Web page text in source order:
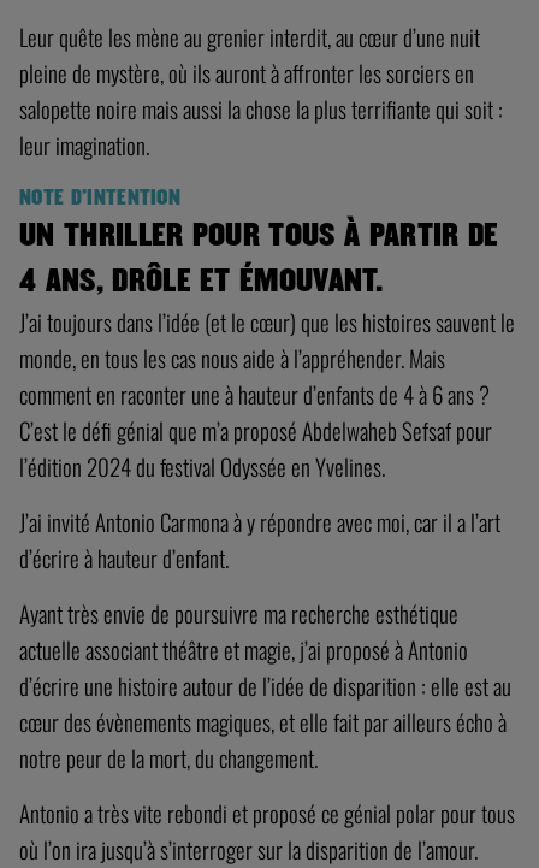
Leur quête les mène au grenier interdit, au cœur d’une nuit
pleine de mystère, où ils auront à affronter les sorciers en
salopette noire mais aussi la chose la plus terrifiante qui soit :
leur imagination.
NOTE D’INTENTION
UN THRILLER POUR TOUS À PARTIR DE
4 ANS, DRÔLE ET ÉMOUVANT.
J’ai toujours dans l’idée (et le cœur) que les histoires sauvent le
monde, en tous les cas nous aide à l’appréhender. Mais
comment en raconter une à hauteur d’enfants de 4 à 6 ans ?
C’est le défi génial que m’a proposé Abdelwaheb Sefsaf pour
l’édition 2024 du festival Odyssée en Yvelines.
J’ai invité Antonio Carmona à y répondre avec moi, car il a l’art
d’écrire à hauteur d’enfant.
Ayant très envie de poursuivre ma recherche esthétique
actuelle associant théâtre et magie, j’ai proposé à Antonio
d’écrire une histoire autour de l’idée de disparition : elle est au
cœur des évènements magiques, et elle fait par ailleurs écho à
notre peur de la mort, du changement.
Antonio a très vite rebondi et proposé ce génial polar pour tous
où l’on ira jusqu’à s’interroger sur la disparition de l’amour.